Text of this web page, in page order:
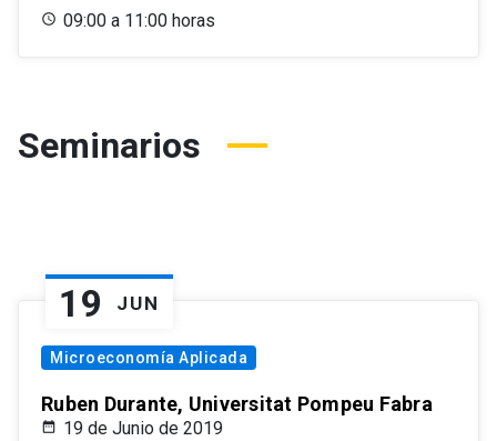
09:00 a 11:00 horas
Seminarios
19 JUN
Microeconomía Aplicada
Ruben Durante, Universitat Pompeu Fabra
19 de Junio de 2019